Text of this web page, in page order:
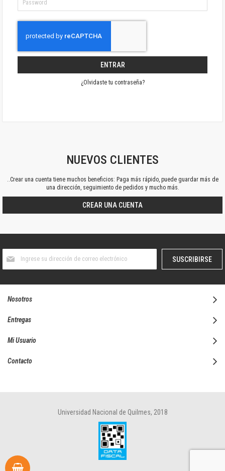
ENTRAR
¿Olvidaste tu contraseña?
NUEVOS CLIENTES
..Crear una cuenta tiene muchos beneficios: Paga más rápido, puede guardar más de
una dirección, seguimiento de pedidos y mucho más.
CREAR UNA CUENTA
boletín
SUSCRIBIRSE
Nosotros
Entregas
Mi Usuario
Contacto
Universidad Nacional de Quilmes, 2018